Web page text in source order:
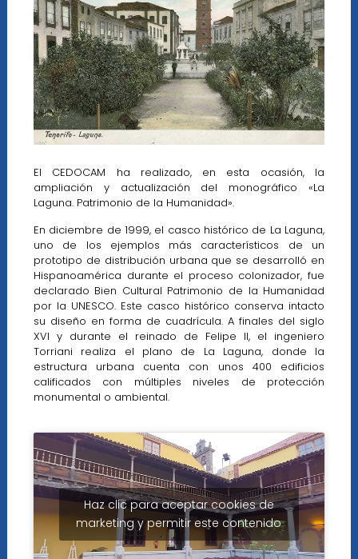
El CEDOCAM ha realizado, en esta ocasión, la
ampliación y actualización del monográfico «La
Laguna. Patrimonio de la Humanidad».
En diciembre de 1999, el casco histórico de La Laguna,
uno de los ejemplos más característicos de un
prototipo de distribución urbana que se desarrolló en
Hispanoamérica durante el proceso colonizador, fue
declarado Bien Cultural Patrimonio de la Humanidad
por la UNESCO. Este casco histórico conserva intacto
su diseño en forma de cuadrícula. A finales del siglo
XVI y durante el reinado de Felipe II, el ingeniero
Torriani realiza el plano de La Laguna, donde la
estructura urbana cuenta con unos 400 edificios
calificados con múltiples niveles de protección
monumental o ambiental.
Haz clic para aceptar cookies de
marketing y permitir este contenido